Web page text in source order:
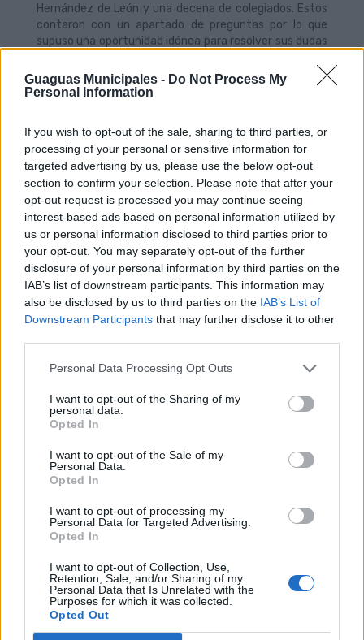
Guaguas Municipales - Do Not Process My
Personal Information
If you wish to opt-out of the sale, sharing to third parties, or
processing of your personal or sensitive information for
targeted advertising by us, please use the below opt-out
section to confirm your selection. Please note that after your
opt-out request is processed you may continue seeing
interest-based ads based on personal information utilized by
us or personal information disclosed to third parties prior to
your opt-out. You may separately opt-out of the further
disclosure of your personal information by third parties on the
IAB’s list of downstream participants. This information may
also be disclosed by us to third parties on the IAB’s List of
Downstream Participants that may further disclose it to other
Personal Data Processing Opt Outs
I want to opt-out of the Sharing of my
personal data.
Opted In
I want to opt-out of the Sale of my
Personal Data.
Opted In
I want to opt-out of processing my
Personal Data for Targeted Advertising.
Opted In
I want to opt-out of Collection, Use,
Retention, Sale, and/or Sharing of my
Personal Data that Is Unrelated with the
Purposes for which it was collected.
Opted Out
Hernández de León y una decena de colegiados. Estos
contaron con un apartado de preguntas por lo que
supuso una oportunidad idónea para resolver sus dudas
Entre sus principales preocupaciones figuraba el interés
de que el proyecto no se limite a las mejoras de
mejoras urbanísticas en las zonas de influencia de la
MetroGuagua.
También se aclararon dudas sobre el funcionamiento
del sistema de prioridad semafórica que permitirá una
novedosa gestión inteligente de los mismos con
beneficio para el recorrido del nuevo transporte y
también en otras muchas intersecciones de la ciudad.
La reunión permitió recoger sugerencias, como el
avanzar en los proyectos de aparcamientos
disuasorios como el que existe en El Rincón. El concejal
explicó que ya hay recogidas propuestas para la
la entrada de coches por la Carretera del Centro.
esta iniciativa, los ingenieros concluyeron que el
proyecto es positivo tanto en la modernización del
mejoras urbanísticas en la ciudad.
Guaguas Municipales patrocina
‘Moby Dick’, espectáculo con el que
arranca la nueva temporada del
Teatro Cuyás